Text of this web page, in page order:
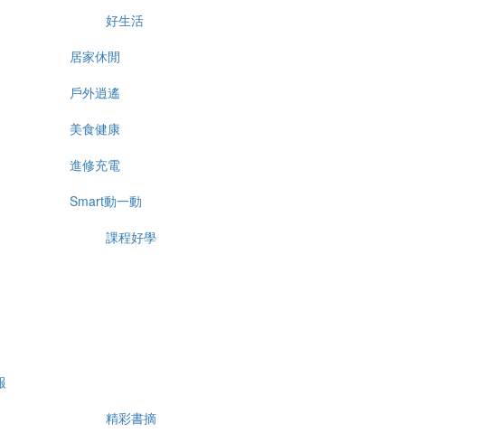
好生活
居家休閒
戶外逍遙
美食健康
進修充電
Smart動一動
課程好學
精彩書摘